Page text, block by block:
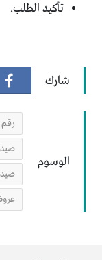
تأكيد الطلب.
شارك
الوسوم